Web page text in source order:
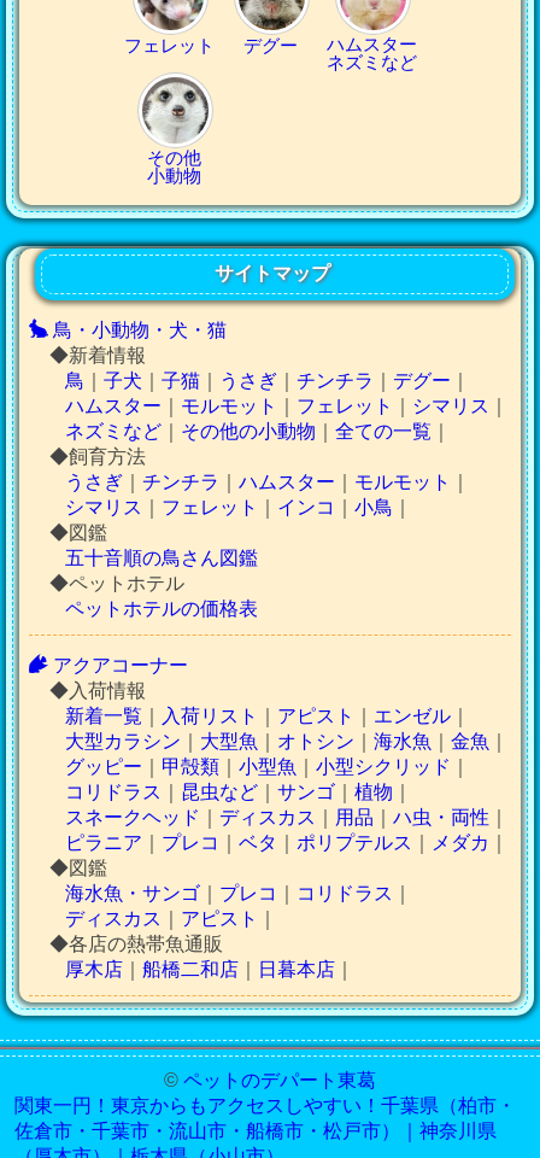
フェレット デグー
ハムスター
ネズミなど
その他
小動物
サイトマップ
鳥・小動物・犬・猫
◆新着情報
鳥
子犬 子猫 うさぎ チンチラ デグー
ハムスター
モルモット フェレット シマリス
ネズミなど
その他の小動物 全ての一覧
◆飼育方法
うさぎ
チンチラ ハムスター モルモット
シマリス
フェレット インコ 小鳥
◆図鑑
五十音順の鳥さん図鑑
◆ペットホテル
ペットホテルの価格表
アクアコーナー
◆入荷情報
新着一覧
入荷リスト アピスト エンゼル
大型カラシン
大型魚 オトシン 海水魚 金魚
グッピー
甲殻類 小型魚 小型シクリッド
コリドラス
昆虫など サンゴ 植物
スネークヘッド
ディスカス 用品 ハ虫・両性
ピラニア
プレコ ベタ ポリプテルス メダカ
◆図鑑
海水魚・サンゴ
プレコ コリドラス
ディスカス
アピスト
◆各店の熱帯魚通販
厚木店
船橋二和店 日暮本店
© ペットのデパート東葛
関東一円！東京からもアクセスしやすい！千葉県（柏市・
佐倉市・千葉市・流山市・船橋市・松戸市）｜神奈川県